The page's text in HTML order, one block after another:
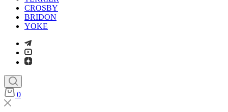
CROSBY
BRIDON
YOKE
0